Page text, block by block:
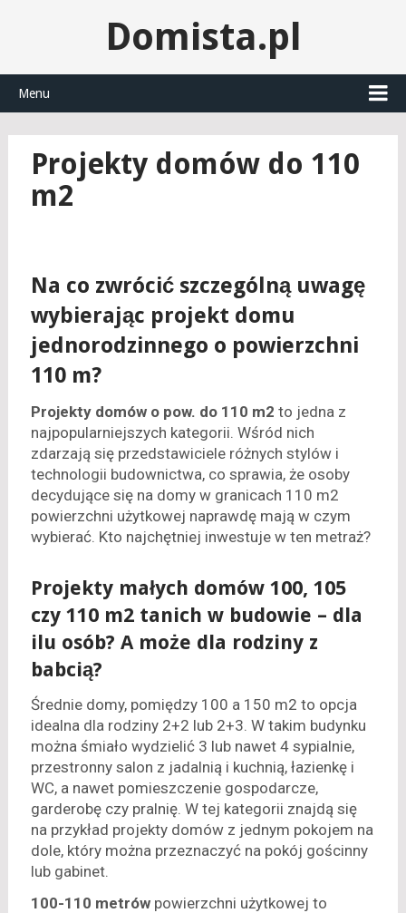
Domista.pl
Menu
Projekty domów do 110
m2
Na co zwrócić szczególną uwagę
wybierając projekt domu
jednorodzinnego o powierzchni
110 m?
Projekty domów o pow. do 110 m2 to jedna z
najpopularniejszych kategorii. Wśród nich
zdarzają się przedstawiciele różnych stylów i
technologii budownictwa, co sprawia, że osoby
decydujące się na domy w granicach 110 m2
powierzchni użytkowej naprawdę mają w czym
wybierać. Kto najchętniej inwestuje w ten metraż?
Projekty małych domów 100, 105
czy 110 m2 tanich w budowie – dla
ilu osób? A może dla rodziny z
babcią?
Średnie domy, pomiędzy 100 a 150 m2 to opcja
idealna dla rodziny 2+2 lub 2+3. W takim budynku
można śmiało wydzielić 3 lub nawet 4 sypialnie,
przestronny salon z jadalnią i kuchnią, łazienkę i
WC, a nawet pomieszczenie gospodarcze,
garderobę czy pralnię. W tej kategorii znajdą się
na przykład projekty domów z jednym pokojem na
dole, który można przeznaczyć na pokój gościnny
lub gabinet.
100-110 metrówpowierzchni użytkowej to